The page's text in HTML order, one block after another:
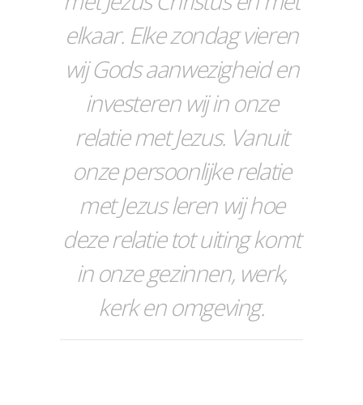
elkaar. Elke zondag vieren
wij Gods aanwezigheid en
investeren wij in onze
relatie met Jezus. Vanuit
onze persoonlijke relatie
met Jezus leren wij hoe
deze relatie tot uiting komt
in onze gezinnen, werk,
kerk en omgeving.